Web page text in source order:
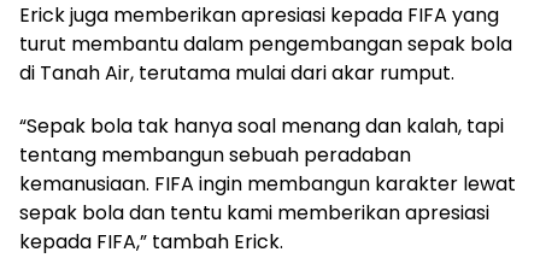
Erick juga memberikan apresiasi kepada FIFA yang
turut membantu dalam pengembangan sepak bola
di Tanah Air, terutama mulai dari akar rumput.
“Sepak bola tak hanya soal menang dan kalah, tapi
tentang membangun sebuah peradaban
kemanusiaan. FIFA ingin membangun karakter lewat
sepak bola dan tentu kami memberikan apresiasi
kepada FIFA,” tambah Erick.